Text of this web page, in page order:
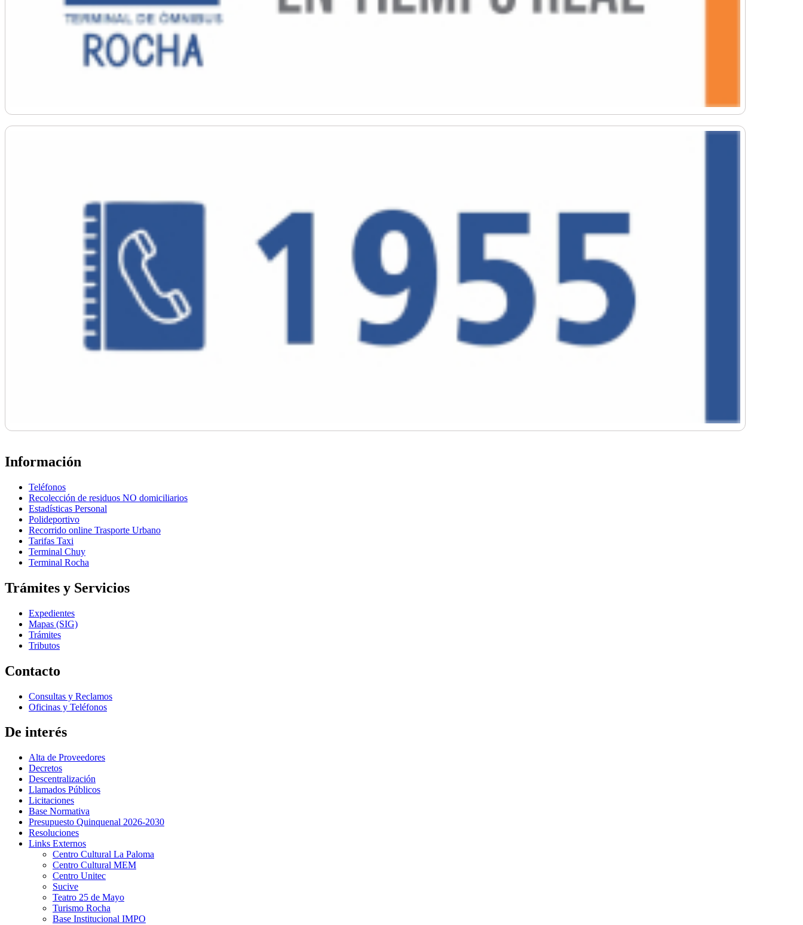
Información
Teléfonos
Recolección de residuos NO domiciliarios
Estadísticas Personal
Polideportivo
Recorrido online Trasporte Urbano
Tarifas Taxi
Terminal Chuy
Terminal Rocha
Trámites y Servicios
Expedientes
Mapas (SIG)
Trámites
Tributos
Contacto
Consultas y Reclamos
Oficinas y Teléfonos
De interés
Alta de Proveedores
Decretos
Descentralización
Llamados Públicos
Licitaciones
Base Normativa
Presupuesto Quinquenal 2026-2030
Resoluciones
Links Externos
Centro Cultural La Paloma
Centro Cultural MEM
Centro Unitec
Sucive
Teatro 25 de Mayo
Turismo Rocha
Base Institucional IMPO